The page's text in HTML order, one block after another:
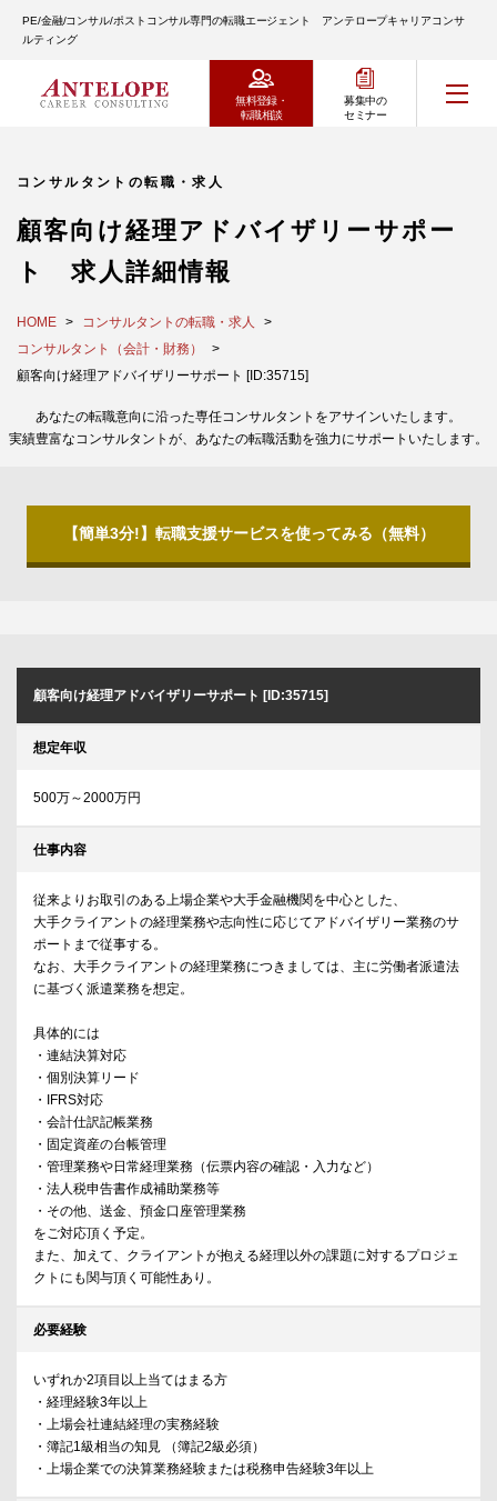
PE/金融/コンサル/ポストコンサル専門の転職エージェント アンテロープキャリアコンサ
ルティング
無料登録・
転職相談
募集中の
セミナー
コンサルタントの転職・求人
顧客向け経理アドバイザリーサポー
ト 求人詳細情報
HOME
コンサルタントの転職・求人
コンサルタント（会計・財務）
顧客向け経理アドバイザリーサポート [ID:35715]
あなたの転職意向に沿った専任コンサルタントをアサインいたします。
実績豊富なコンサルタントが、あなたの転職活動を強力にサポートいたします。
【簡単3分!】転職支援サービスを使ってみる（無料）
顧客向け経理アドバイザリーサポート [ID:35715]
想定年収
500万～2000万円
仕事内容
従来よりお取引のある上場企業や大手金融機関を中心とした、
大手クライアントの経理業務や志向性に応じてアドバイザリー業務のサ
ポートまで従事する。
なお、大手クライアントの経理業務につきましては、主に労働者派遣法
に基づく派遣業務を想定。
具体的には
・連結決算対応
・個別決算リード
・IFRS対応
・会計仕訳記帳業務
・固定資産の台帳管理
・管理業務や日常経理業務（伝票内容の確認・入力など）
・法人税申告書作成補助業務等
・その他、送金、預金口座管理業務
をご対応頂く予定。
また、加えて、クライアントが抱える経理以外の課題に対するプロジェ
クトにも関与頂く可能性あり。
必要経験
いずれか2項目以上当てはまる方
・経理経験3年以上
・上場会社連結経理の実務経験
・簿記1級相当の知見 （簿記2級必須）
・上場企業での決算業務経験または税務申告経験3年以上